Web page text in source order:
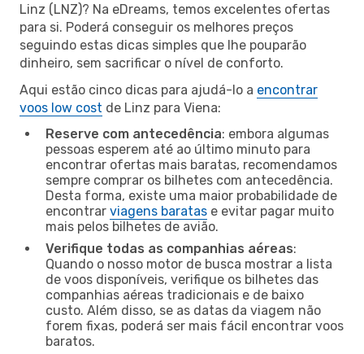
Linz (LNZ)? Na eDreams, temos excelentes ofertas
para si. Poderá conseguir os melhores preços
seguindo estas dicas simples que lhe pouparão
dinheiro, sem sacrificar o nível de conforto.
Aqui estão cinco dicas para ajudá-lo a encontrar
voos low cost de Linz para Viena:
Reserve com antecedência: embora algumas
pessoas esperem até ao último minuto para
encontrar ofertas mais baratas, recomendamos
sempre comprar os bilhetes com antecedência.
Desta forma, existe uma maior probabilidade de
encontrar viagens baratas e evitar pagar muito
mais pelos bilhetes de avião.
Verifique todas as companhias aéreas:
Quando o nosso motor de busca mostrar a lista
de voos disponíveis, verifique os bilhetes das
companhias aéreas tradicionais e de baixo
custo. Além disso, se as datas da viagem não
forem fixas, poderá ser mais fácil encontrar voos
baratos.